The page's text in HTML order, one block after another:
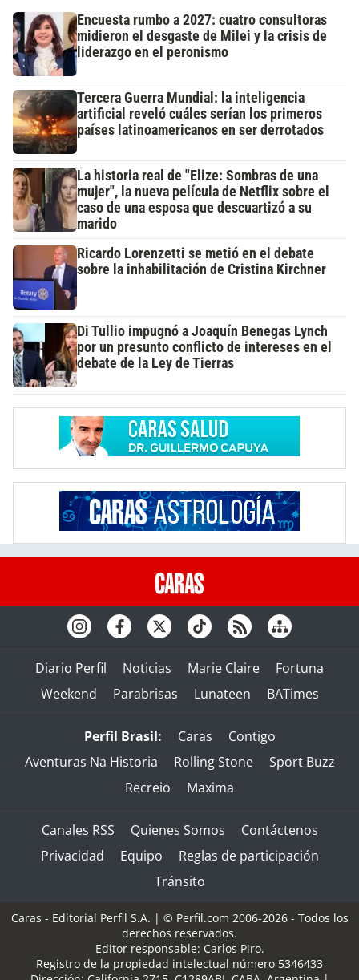
Encuesta rumbo a 2027: cuatro consultoras
midieron el desgaste de Milei y la crisis de
liderazgo en el peronismo
Tercera Guerra Mundial: la inteligencia
artificial reveló cuáles serían los primeros
países latinoamericanos en ser derrotados
La historia real de "Elize: Sombras de una
mujer", la nueva película de Netflix sobre el
caso de una esposa que descuartizó a su
marido
Ricardo Lorenzetti se metió en el debate
sobre la inhabilitación de Cristina Kirchner
Di Tullio impugnó a Joaquín Benegas Lynch
por un presunto conflicto de intereses en el
debate de la Ley de Tierras
Diario Perfil Noticias Marie Claire
Fortuna
Weekend
Parabrisas Lunateen BATimes
Perfil Brasil: Caras
Contigo
Aventuras Na Historia
Rolling Stone
Sport Buzz
Recreio
Maxima
Canales RSS Quienes Somos
Contáctenos
Privacidad
Equipo
Reglas de participación
Tránsito
Caras - Editorial Perfil S.A. | © Perfil.com 2006-2026 - Todos los
derechos reservados.
Editor responsable: Carlos Piro.
Registro de la propiedad intelectual número 5346433